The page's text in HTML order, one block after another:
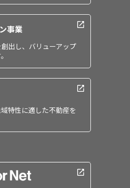
事業
出し、バリューアップ
特性に適した不動産を